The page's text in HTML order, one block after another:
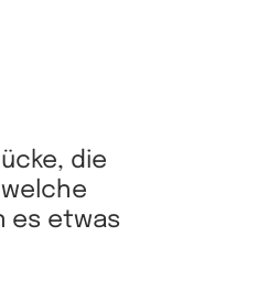
die
es etwas